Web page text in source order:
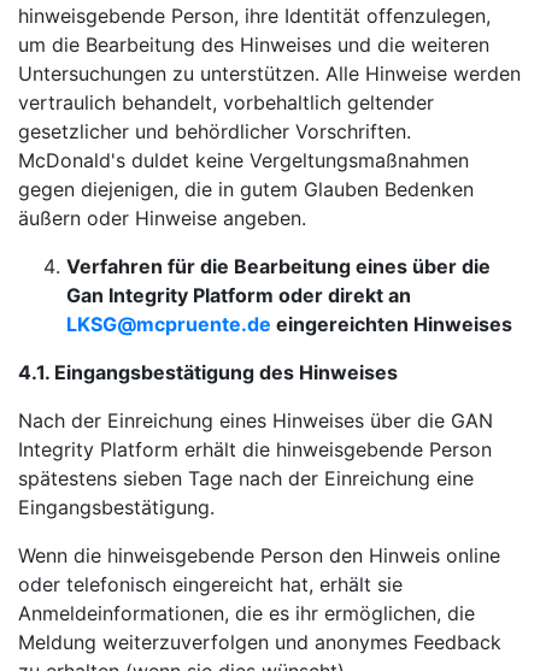
hinweisgebende Person, ihre Identität offenzulegen,
um die Bearbeitung des Hinweises und die weiteren
Untersuchungen zu unterstützen. Alle Hinweise werden
vertraulich behandelt, vorbehaltlich geltender
gesetzlicher und behördlicher Vorschriften.
McDonald's duldet keine Vergeltungsmaßnahmen
gegen diejenigen, die in gutem Glauben Bedenken
äußern oder Hinweise angeben.
Verfahren für die Bearbeitung eines über die
Gan Integrity Platform oder direkt an
LKSG@mcpruente.de eingereichten Hinweises
4.1. Eingangsbestätigung des Hinweises
Nach der Einreichung eines Hinweises über die GAN
Integrity Platform erhält die hinweisgebende Person
spätestens sieben Tage nach der Einreichung eine
Eingangsbestätigung.
Wenn die hinweisgebende Person den Hinweis online
oder telefonisch eingereicht hat, erhält sie
Anmeldeinformationen, die es ihr ermöglichen, die
Meldung weiterzuverfolgen und anonymes Feedback